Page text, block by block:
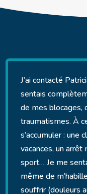
J’ai contacté
sentais
de mes blocages,
traumatismes. À
s’accumuler : une
vacances, un arrêt
sport… Je me
même de
souffrir (douleurs